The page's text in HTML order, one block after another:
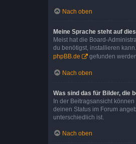
Nach oben
Meine Sprache steht auf
Meist hat die Board-
du benötigst, installieren
phpBB.de
gefunden
Nach oben
Was sind das für Bilder, die
In der Beitragsansicht
deinen Status im Forum
unterschiedlich ist.
Nach oben